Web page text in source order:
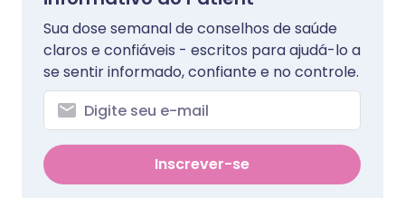
Sua dose semanal de conselhos de saúde
claros e confiáveis - escritos para ajudá-lo a
se sentir informado, confiante e no controle.
Inscrever-se